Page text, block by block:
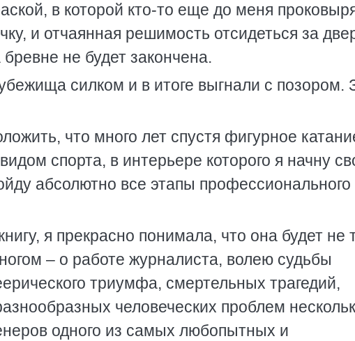
в которой кто-то еще до меня
и отчаянная решимость отсидеться за
не будет закончена.
силком и в итоге выгнали с позором.
что много лет спустя фигурное
спорта, в интерьере которого я начну
абсолютно все этапы профессионального
я прекрасно понимала, что она будет не
– о работе журналиста, волею судьбы
триумфа, смертельных трагедий,
человеческих проблем
одного из самых любопытных и